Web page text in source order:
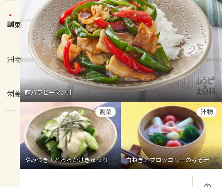
ホーム
コンテンツ
レシピ
トーク
よくあるお問い合わせ
お買い物
人気の食材・レシピ
きゅうり なす トマト
とうもろこし
ピーマン
みょうが ゴーヤ
副菜
汁物
栄養 豚バラピーマン丼
やみつき！とろろかけきゅうり
副菜
白ねぎとブロッコリーのみそ汁
汁物